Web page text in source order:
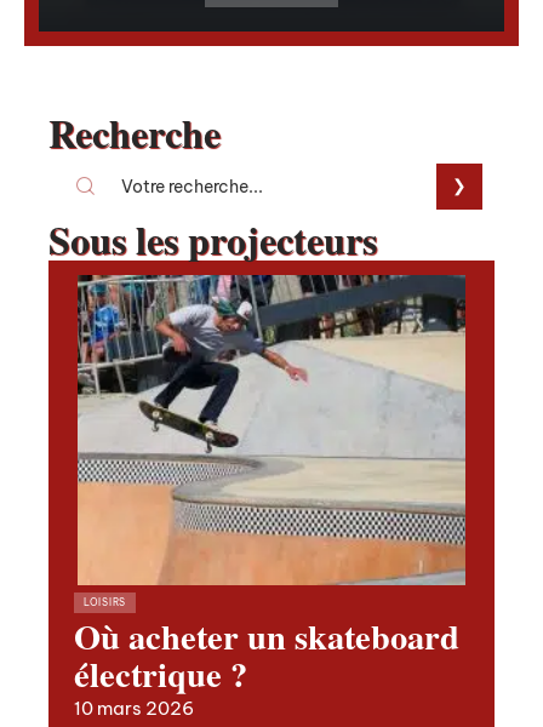
Recherche
Sous les projecteurs
LOISIRS
Où acheter un skateboard
électrique ?
10 mars 2026